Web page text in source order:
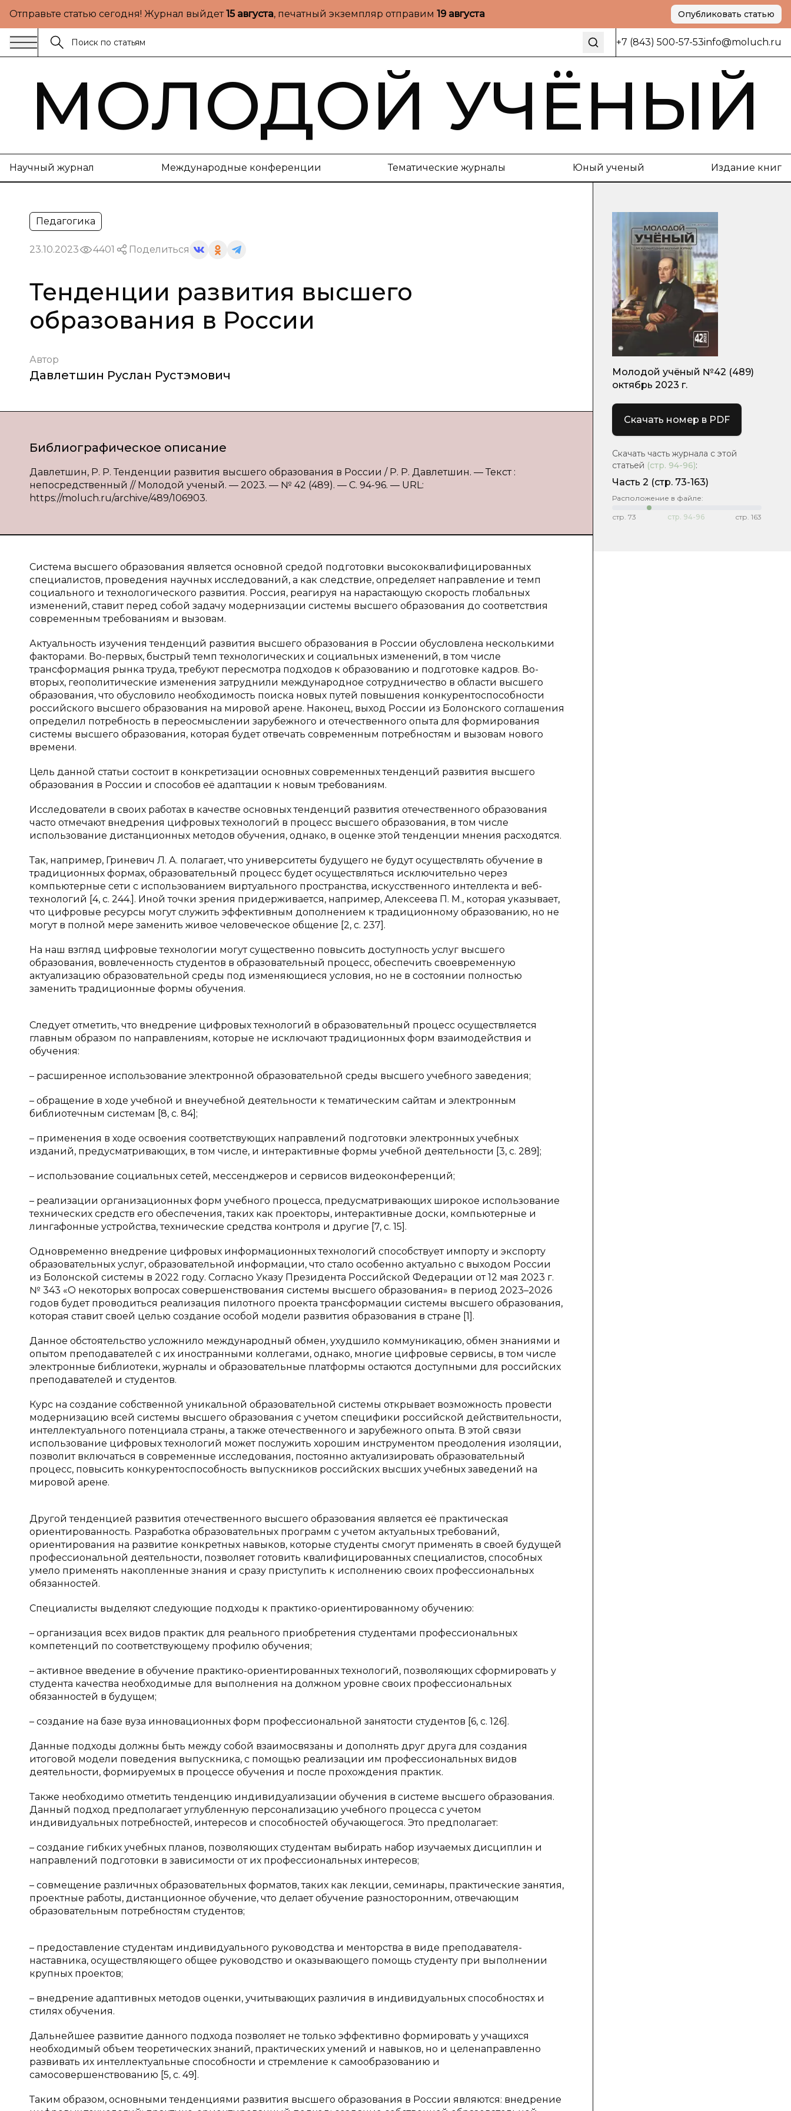
Отправьте статью сегодня! Журнал выйдет15 августа, печатный экземпляр отправим 19 августа Опубликовать статью
+7 (843) 500-57-53info@moluch.ru
МОЛОДОЙ УЧЁНЫЙ
Научный журнал Международные конференции Тематические журналы Юный ученый Издание книг
Педагогика
23.10.2023 4401 Поделиться
Тенденции развития высшего
образования в России
Автор
Давлетшин Руслан Рустэмович
Библиографическое описание
Давлетшин, Р. Р. Тенденции развития высшего образования в России / Р. Р. Давлетшин. — Текст :
непосредственный // Молодой ученый. — 2023. — № 42 (489). — С. 94-96. — URL:
https://moluch.ru/archive/489/106903.
Система высшего образования является основной средой подготовки высококвалифицированных
специалистов, проведения научных исследований, а как следствие, определяет направление и темп
социального и технологического развития. Россия, реагируя на нарастающую скорость глобальных
изменений, ставит перед собой задачу модернизации системы высшего образования до соответствия
современным требованиям и вызовам.
Актуальность изучения тенденций развития высшего образования в России обусловлена несколькими
факторами. Во-первых, быстрый темп технологических и социальных изменений, в том числе
трансформация рынка труда, требуют пересмотра подходов к образованию и подготовке кадров. Во-
вторых, геополитические изменения затруднили международное сотрудничество в области высшего
образования, что обусловило необходимость поиска новых путей повышения конкурентоспособности
российского высшего образования на мировой арене. Наконец, выход России из Болонского соглашения
определил потребность в переосмыслении зарубежного и отечественного опыта для формирования
системы высшего образования, которая будет отвечать современным потребностям и вызовам нового
времени.
Цель данной статьи состоит в конкретизации основных современных тенденций развития высшего
образования в России и способов её адаптации к новым требованиям.
Исследователи в своих работах в качестве основных тенденций развития отечественного образования
часто отмечают внедрения цифровых технологий в процесс высшего образования, в том числе
использование дистанционных методов обучения, однако, в оценке этой тенденции мнения расходятся.
Так, например, Гриневич Л. А. полагает, что университеты будущего не будут осуществлять обучение в
традиционных формах, образовательный процесс будет осуществляться исключительно через
компьютерные сети с использованием виртуального пространства, искусственного интеллекта и веб-
технологий [4, c. 244.]. Иной точки зрения придерживается, например, Алексеева П. М., которая указывает,
что цифровые ресурсы могут служить эффективным дополнением к традиционному образованию, но не
могут в полной мере заменить живое человеческое общение [2, c. 237].
На наш взгляд цифровые технологии могут существенно повысить доступность услуг высшего
образования, вовлеченность студентов в образовательный процесс, обеспечить своевременную
актуализацию образовательной среды под изменяющиеся условия, но не в состоянии полностью
заменить традиционные формы обучения.
Следует отметить, что внедрение цифровых технологий в образовательный процесс осуществляется
главным образом по направлениям, которые не исключают традиционных форм взаимодействия и
обучения:
– расширенное использование электронной образовательной среды высшего учебного заведения;
– обращение в ходе учебной и внеучебной деятельности к тематическим сайтам и электронным
библиотечным системам [8, c. 84];
– применения в ходе освоения соответствующих направлений подготовки электронных учебных
изданий, предусматривающих, в том числе, и интерактивные формы учебной деятельности [3, c. 289];
– использование социальных сетей, мессенджеров и сервисов видеоконференций;
– реализации организационных форм учебного процесса, предусматривающих широкое использование
технических средств его обеспечения, таких как проекторы, интерактивные доски, компьютерные и
лингафонные устройства, технические средства контроля и другие [7, c. 15].
Одновременно внедрение цифровых информационных технологий способствует импорту и экспорту
образовательных услуг, образовательной информации, что стало особенно актуально с выходом России
из Болонской системы в 2022 году. Согласно Указу Президента Российской Федерации от 12 мая 2023 г.
№ 343 «О некоторых вопросах совершенствования системы высшего образования» в период 2023–2026
годов будет проводиться реализация пилотного проекта трансформации системы высшего образования,
которая ставит своей целью создание особой модели развития образования в стране [1].
Данное обстоятельство усложнило международный обмен, ухудшило коммуникацию, обмен знаниями и
опытом преподавателей с их иностранными коллегами, однако, многие цифровые сервисы, в том числе
электронные библиотеки, журналы и образовательные платформы остаются доступными для российских
преподавателей и студентов.
Курс на создание собственной уникальной образовательной системы открывает возможность провести
модернизацию всей системы высшего образования с учетом специфики российской действительности,
интеллектуального потенциала страны, а также отечественного и зарубежного опыта. В этой связи
использование цифровых технологий может послужить хорошим инструментом преодоления изоляции,
позволит включаться в современные исследования, постоянно актуализировать образовательный
процесс, повысить конкурентоспособность выпускников российских высших учебных заведений на
мировой арене.
Другой тенденцией развития отечественного высшего образования является её практическая
ориентированность. Разработка образовательных программ с учетом актуальных требований,
ориентирования на развитие конкретных навыков, которые студенты смогут применять в своей будущей
профессиональной деятельности, позволяет готовить квалифицированных специалистов, способных
умело применять накопленные знания и сразу приступить к исполнению своих профессиональных
обязанностей.
Специалисты выделяют следующие подходы к практико-ориентированному обучению:
– организация всех видов практик для реального приобретения студентами профессиональных
компетенций по соответствующему профилю обучения;
– активное введение в обучение практико-ориентированных технологий, позволяющих сформировать у
студента качества необходимые для выполнения на должном уровне своих профессиональных
обязанностей в будущем;
– создание на базе вуза инновационных форм профессиональной занятости студентов [6, c. 126].
Данные подходы должны быть между собой взаимосвязаны и дополнять друг друга для создания
итоговой модели поведения выпускника, с помощью реализации им профессиональных видов
деятельности, формируемых в процессе обучения и после прохождения практик.
Также необходимо отметить тенденцию индивидуализации обучения в системе высшего образования.
Данный подход предполагает углубленную персонализацию учебного процесса с учетом
индивидуальных потребностей, интересов и способностей обучающегося. Это предполагает:
– создание гибких учебных планов, позволяющих студентам выбирать набор изучаемых дисциплин и
направлений подготовки в зависимости от их профессиональных интересов;
– совмещение различных образовательных форматов, таких как лекции, семинары, практические занятия,
проектные работы, дистанционное обучение, что делает обучение разносторонним, отвечающим
образовательным потребностям студентов;
– предоставление студентам индивидуального руководства и менторства в виде преподавателя-
наставника, осуществляющего общее руководство и оказывающего помощь студенту при выполнении
крупных проектов;
– внедрение адаптивных методов оценки, учитывающих различия в индивидуальных способностях и
стилях обучения.
Дальнейшее развитие данного подхода позволяет не только эффективно формировать у учащихся
необходимый объем теоретических знаний, практических умений и навыков, но и целенаправленно
развивать их интеллектуальные способности и стремление к самообразованию и
самосовершенствованию [5, c. 49].
Таким образом, основными тенденциями развития высшего образования в России являются: внедрение
Молодой учёный №42 (489)
октябрь 2023 г.
Скачать номер в PDF
Скачать часть журнала с этой
статьей (стр. 94-96):
Часть 2 (стр. 73-163)
Расположение в файле:
стр. 73 стр. 94-96 стр. 163